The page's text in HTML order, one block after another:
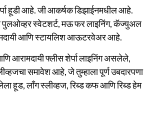
हूडी आहे. जी आकर्षक डिझाईनमधील आहे.
पुलओव्हर स्वेटशर्ट, मऊ फर लाइनिंग, कॅज्युअल
आणि स्टायलिश आऊटरवेअर आहे.
आरामदायी फ्लीस शेर्पा लाइनिंग असलेले,
समावेश आहे, जे तुम्हाला पूर्ण उबदारपणा
हूड, लाँग स्लीव्हज, रिब्ड कफ आणि रिब्ड हेम